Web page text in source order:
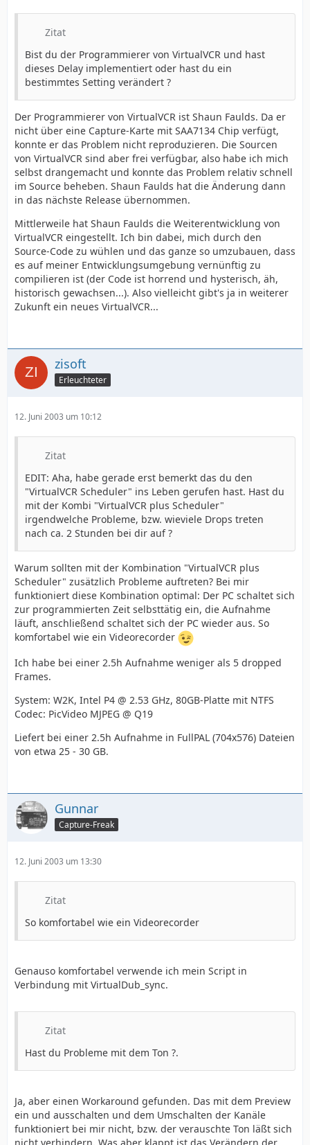
Zitat
Bist du der Programmierer von VirtualVCR und hast
dieses Delay implementiert oder hast du ein
bestimmtes Setting verändert ?
Der Programmierer von VirtualVCR ist Shaun Faulds. Da er
nicht über eine Capture-Karte mit SAA7134 Chip verfügt,
konnte er das Problem nicht reproduzieren. Die Sourcen
von VirtualVCR sind aber frei verfügbar, also habe ich mich
selbst drangemacht und konnte das Problem relativ schnell
im Source beheben. Shaun Faulds hat die Änderung dann
in das nächste Release übernommen.
Mittlerweile hat Shaun Faulds die Weiterentwicklung von
VirtualVCR eingestellt. Ich bin dabei, mich durch den
Source-Code zu wühlen und das ganze so umzubauen, dass
es auf meiner Entwicklungsumgebung vernünftig zu
compilieren ist (der Code ist horrend und hysterisch, äh,
historisch gewachsen...). Also vielleicht gibt's ja in weiterer
Zukunft ein neues VirtualVCR...
zisoft
Erleuchteter
12. Juni 2003 um 10:12
Zitat
EDIT: Aha, habe gerade erst bemerkt das du den
"VirtualVCR Scheduler" ins Leben gerufen hast. Hast du
mit der Kombi "VirtualVCR plus Scheduler"
irgendwelche Probleme, bzw. wieviele Drops treten
nach ca. 2 Stunden bei dir auf ?
Warum sollten mit der Kombination "VirtualVCR plus
Scheduler" zusätzlich Probleme auftreten? Bei mir
funktioniert diese Kombination optimal: Der PC schaltet sich
zur programmierten Zeit selbsttätig ein, die Aufnahme
läuft, anschließend schaltet sich der PC wieder aus. So
komfortabel wie ein Videorecorder
Ich habe bei einer 2.5h Aufnahme weniger als 5 dropped
Frames.
System: W2K, Intel P4 @ 2.53 GHz, 80GB-Platte mit NTFS
Codec: PicVideo MJPEG @ Q19
Liefert bei einer 2.5h Aufnahme in FullPAL (704x576) Dateien
von etwa 25 - 30 GB.
Gunnar
Capture-Freak
12. Juni 2003 um 13:30
Zitat
So komfortabel wie ein Videorecorder
Genauso komfortabel verwende ich mein Script in
Verbindung mit VirtualDub_sync.
Zitat
Hast du Probleme mit dem Ton ?.
Ja, aber einen Workaround gefunden. Das mit dem Preview
ein und ausschalten und dem Umschalten der Kanäle
funktioniert bei mir nicht, bzw. der verauschte Ton läßt sich